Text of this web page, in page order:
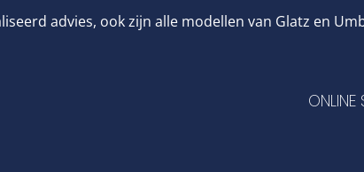
advies, ook zijn alle modellen van Glatz en
ONLINE